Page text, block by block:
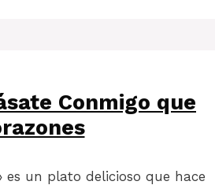
Conmigo que
es un plato delicioso que hace